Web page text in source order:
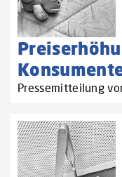
Pressemitteilung